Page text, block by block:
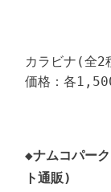
カラビナ(全2
価格：各
◆ナムコパー
ト通販)